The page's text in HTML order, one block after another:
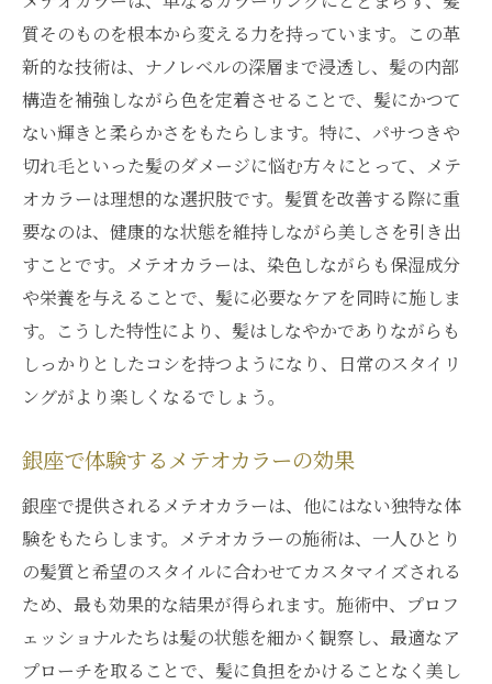
質そのものを根本から変える力を持っています。この革
新的な技術は、ナノレベルの深層まで浸透し、髪の内部
構造を補強しながら色を定着させることで、髪にかつて
ない輝きと柔らかさをもたらします。特に、パサつきや
切れ毛といった髪のダメージに悩む方々にとって、メテ
オカラーは理想的な選択肢です。髪質を改善する際に重
要なのは、健康的な状態を維持しながら美しさを引き出
すことです。メテオカラーは、染色しながらも保湿成分
や栄養を与えることで、髪に必要なケアを同時に施しま
す。こうした特性により、髪はしなやかでありながらも
しっかりとしたコシを持つようになり、日常のスタイリ
ングがより楽しくなるでしょう。
銀座で体験するメテオカラーの効果
銀座で提供されるメテオカラーは、他にはない独特な体
験をもたらします。メテオカラーの施術は、一人ひとり
の髪質と希望のスタイルに合わせてカスタマイズされる
ため、最も効果的な結果が得られます。施術中、プロフ
ェッショナルたちは髪の状態を細かく観察し、最適なア
プローチを取ることで、髪に負担をかけることなく美し